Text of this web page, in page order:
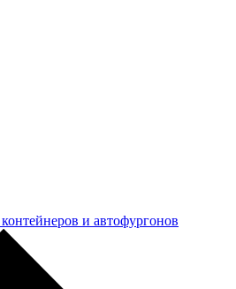
и автофургонов